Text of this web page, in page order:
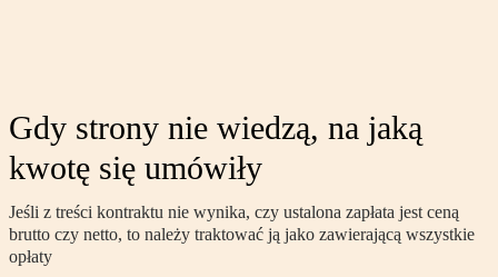
Gdy strony nie wiedzą, na jaką
kwotę się umówiły
Jeśli z treści kontraktu nie wynika, czy ustalona zapłata jest ceną
brutto czy netto, to należy traktować ją jako zawierającą wszystkie
opłaty